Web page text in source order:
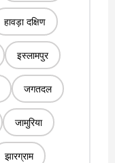
हावड़ा दक्षिण
इस्लामपुर
जगतदल
जामुरिया
झारग्राम